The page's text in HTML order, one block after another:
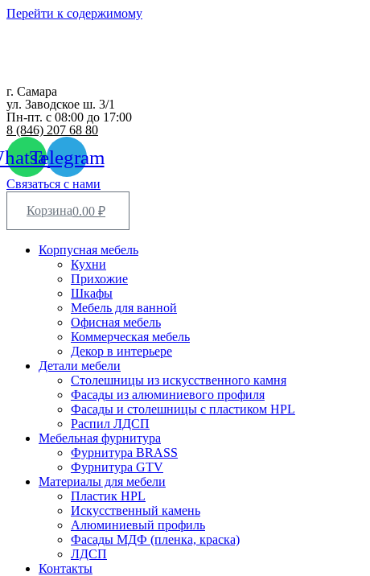
Перейти к содержимому
г. Самара
ул. Заводское ш. 3/1
Пн-пт. с 08:00 до 17:00
8 (846) 207 68 80
Telegram
Связаться с нами
0.00 ₽
Корзина
Корпусная мебель
Кухни
Прихожие
Шкафы
Мебель для ванной
Офисная мебель
Коммерческая мебель
Декор в интерьере
Детали мебели
Столешницы из искусственного камня
Фасады из алюминиевого профиля
Фасады и столешницы с пластиком HPL
Распил ЛДСП
Мебельная фурнитура
Фурнитура BRASS
Фурнитура GTV
Материалы для мебели
Пластик HPL
Искусственный камень
Алюминиевый профиль
Фасады МДФ (пленка, краска)
ЛДСП
Контакты